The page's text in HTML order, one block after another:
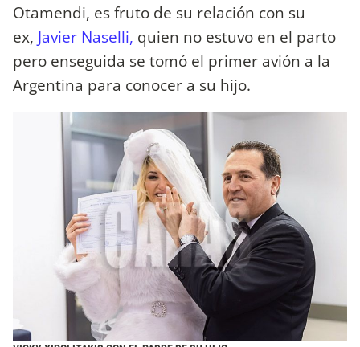
Otamendi, es fruto de su relación con su
ex, Javier Naselli, quien no estuvo en el parto
pero enseguida se tomó el primer avión a la
Argentina para conocer a su hijo.